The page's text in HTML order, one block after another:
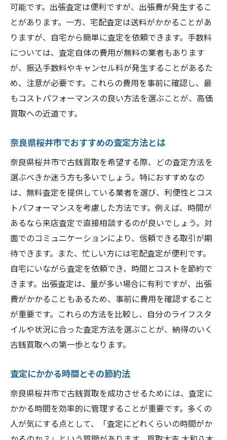
可能です。出張査定は便利ですが、出張費が発生するこ
とがあります。一方、宅配査定は送料がかかることがあ
りますが、自宅から簡単に査定を依頼できます。手数料
については、査定自体の費用が無料の業者もあります
が、振込手数料やキャンセル料が発生することがあるた
め、注意が必要です。これらの費用を事前に確認し、最
もコストパフォーマンスの良い方法を選ぶことが、高価
買取への近道です。
奈良県桜井市でおすすめの査定方法とは
奈良県桜井市で古銭買取を希望する際、どの査定方法を
選ぶべきか迷う方も多いでしょう。特におすすめなの
は、無料査定を提供している業者を選び、利便性とコス
トパフォーマンスを考慮した方法です。例えば、時間が
あるなら来店査定で直接相談するのが良いでしょう。対
面でのコミュニケーションにより、信頼できる取引が期
待できます。また、忙しい方には宅配査定が便利です。
自宅にいながら査定を依頼でき、時間とコストを節約で
きます。出張査定は、量が多い場合に有利ですが、出張
費がかかることもあるため、事前に費用を確認すること
が重要です。これらの方法を比較し、自分のライフスタ
イルや状況に合った査定方法を選ぶことが、納得のいく
古銭買取への第一歩となります。
査定にかかる時間とその節約法
奈良県桜井市で古銭買取を成功させるためには、査定に
かかる時間を効率的に管理することが重要です。多くの
人が気にする点として、「査定にどれくらいの時間がか